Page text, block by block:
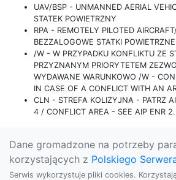
UAV/BSP - UNMANNED AERIAL
STATEK POWIETRZNY
RPA - REMOTELY PILOTED
BEZZALOGOWE STATKI POWIETRZNE
/W - W PRZYPADKU KONFLIKTU ZE
PRZYZNANYM PRIORYTETEM
WYDAWANE WARUNKOWO /W -
IN CASE OF A CONFLICT WITH AN
CLN - STREFA KOLIZYJNA - PATRZ
4 / CONFLICT AREA - SEE AIP ENR
Dane gromadzone na potrzeby
korzystających z Polskiego
Serwis wykorzystuje pliki cookies.